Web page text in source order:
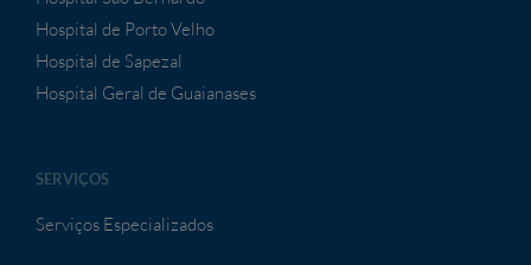
Hospital de Porto Velho
Hospital de Sapezal
Hospital Geral de Guaianases
SERVIÇOS
Serviços Especializados